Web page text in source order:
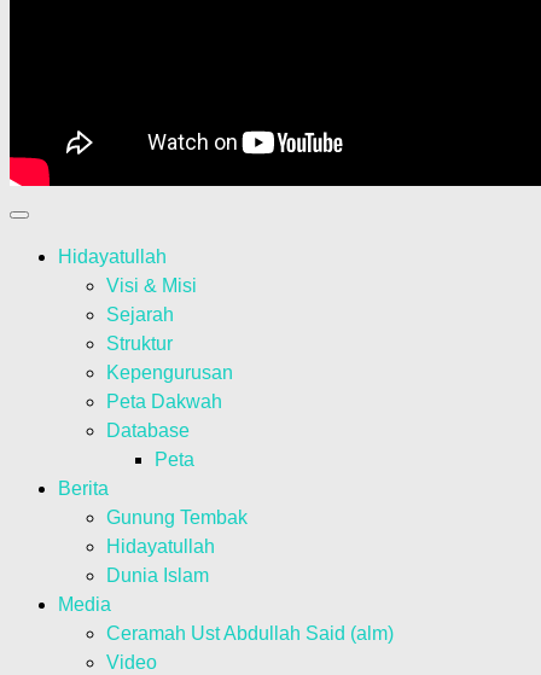
Hidayatullah
Visi & Misi
Sejarah
Struktur
Kepengurusan
Peta Dakwah
Database
Peta
Berita
Gunung Tembak
Hidayatullah
Dunia Islam
Media
Ceramah Ust Abdullah Said (alm)
Video